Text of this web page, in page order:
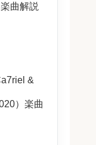
曲解説
&
）楽曲